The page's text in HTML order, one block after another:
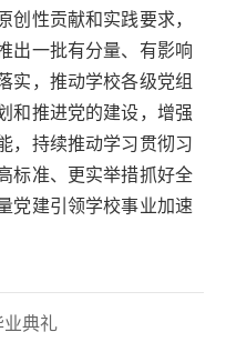
创性贡献和实践要求，
出一批有分量、有影响
实，推动学校各级党组
和推进党的建设，增强
，持续推动学习贯彻习
标准、更实举措抓好全
党建引领学校事业加速
业典礼